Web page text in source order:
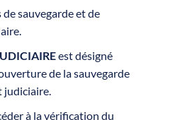
sauvegarde et de
est désigné
de la sauvegarde
judiciaire.
à la vérification du